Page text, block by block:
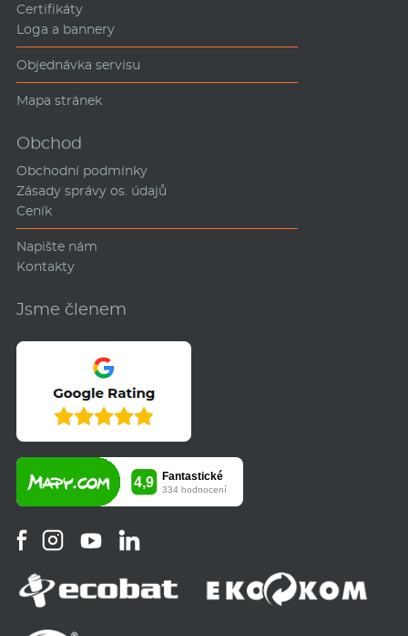
Certifikáty
Loga a bannery
Objednávka servisu
Mapa stránek
Obchod
Obchodní podmínky
Zásady správy os. údajů
Ceník
Napište nám
Kontakty
Jsme členem